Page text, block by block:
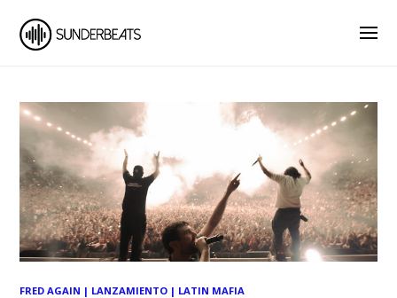
FRED AGAIN | LANZAMIENTO | LATIN MAFIA